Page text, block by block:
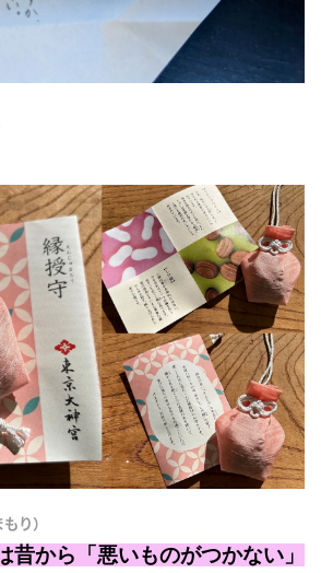
り）
昔から「悪いものがつかない」